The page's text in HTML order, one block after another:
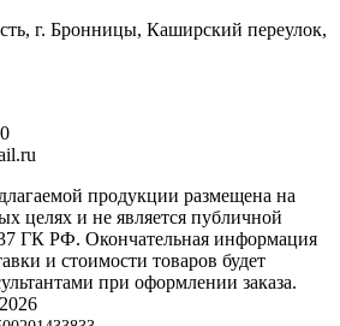
г. Бронницы, Каширский переулок,
продукции размещена на
целях и не является публичной
ГК РФ. Окончательная информация
и стоимости товаров будет
при оформлении заказа.